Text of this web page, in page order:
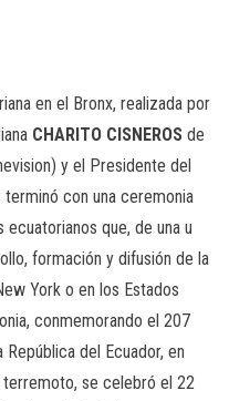
en el Bronx, realizada por
CHARITO CISNEROS de
y el Presidente del
terminó con una ceremonia
que, de una u
formación y difusión de la
York o en los Estados
conmemorando el 207
del Ecuador, en
se celebró el 22